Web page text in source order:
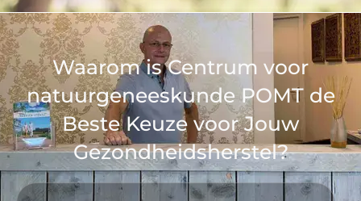
Waarom is Centrum voor
natuurgeneeskunde POMT de
Beste Keuze voor Jouw
Gezondheidsherstel?